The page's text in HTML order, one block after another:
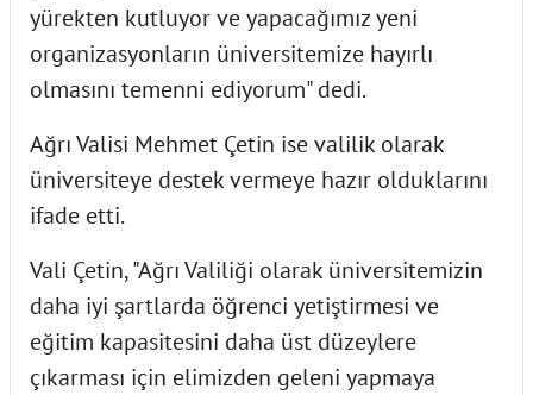
yürekten kutluyor ve yapacağımız yeni
organizasyonların üniversitemize hayırlı
olmasını temenni ediyorum" dedi.
Ağrı Valisi Mehmet Çetin ise valilik olarak
üniversiteye destek vermeye hazır olduklarını
ifade etti.
Vali Çetin, "Ağrı Valiliği olarak üniversitemizin
daha iyi şartlarda öğrenci yetiştirmesi ve
eğitim kapasitesini daha üst düzeylere
çıkarması için elimizden geleni yapmaya